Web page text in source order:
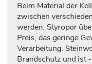
Beim Material der
zwischen
werden. Styropor
Preis, das geringe
Verarbeitung.
Brandschutz und ist